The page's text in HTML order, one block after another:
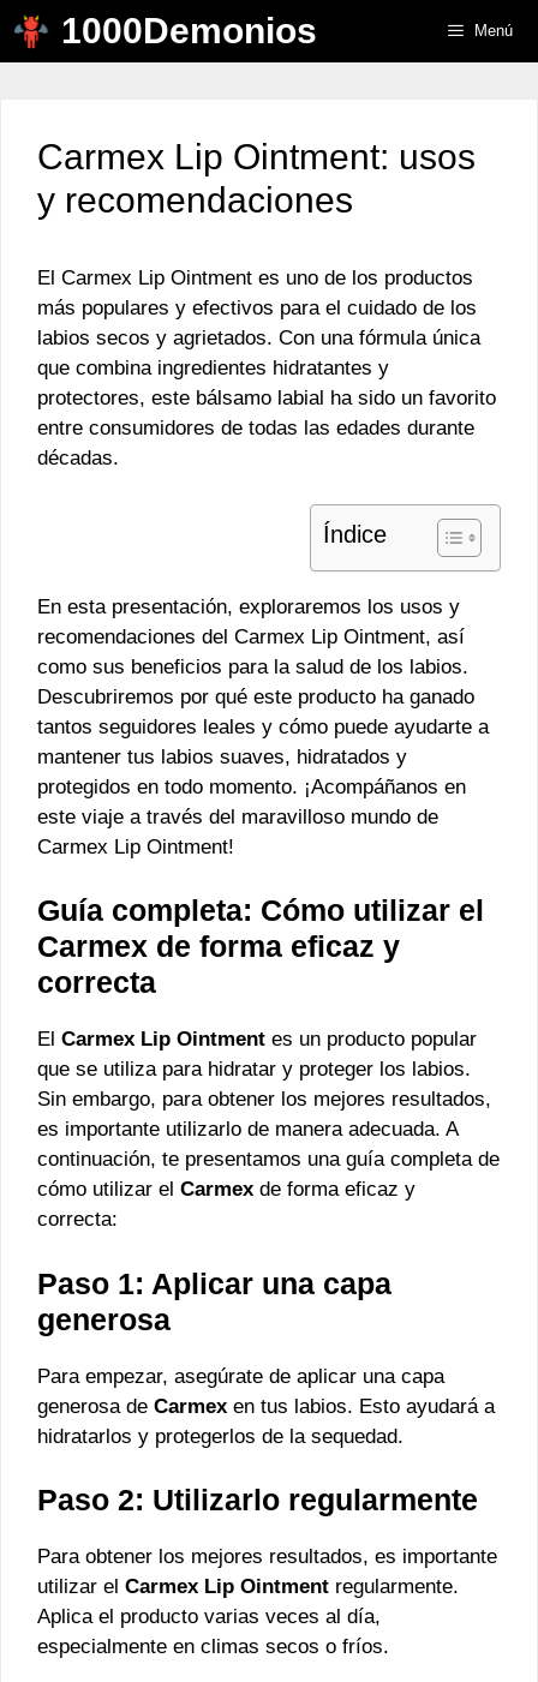
Saltar
1000Demonios Menú
Carmex Lip Ointment: usos
y recomendaciones
El Carmex Lip Ointment es uno de los productos
más populares y efectivos para el cuidado de los
labios secos y agrietados. Con una fórmula única
que combina ingredientes hidratantes y
protectores, este bálsamo labial ha sido un favorito
entre consumidores de todas las edades durante
décadas.
Índice
En esta presentación, exploraremos los usos y
recomendaciones del Carmex Lip Ointment, así
como sus beneficios para la salud de los labios.
Descubriremos por qué este producto ha ganado
tantos seguidores leales y cómo puede ayudarte a
mantener tus labios suaves, hidratados y
protegidos en todo momento. ¡Acompáñanos en
este viaje a través del maravilloso mundo de
Carmex Lip Ointment!
Guía completa: Cómo utilizar el
Carmex de forma eficaz y
correcta
El Carmex Lip Ointment es un producto popular
que se utiliza para hidratar y proteger los labios.
Sin embargo, para obtener los mejores resultados,
es importante utilizarlo de manera adecuada. A
continuación, te presentamos una guía completa de
cómo utilizar el Carmex de forma eficaz y
correcta:
Paso 1: Aplicar una capa
generosa
Para empezar, asegúrate de aplicar una capa
generosa de Carmex en tus labios. Esto ayudará a
hidratarlos y protegerlos de la sequedad.
Paso 2: Utilizarlo regularmente
Para obtener los mejores resultados, es importante
utilizar el Carmex Lip Ointment regularmente.
Aplica el producto varias veces al día,
especialmente en climas secos o fríos.